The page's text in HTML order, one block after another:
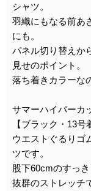
シャツ。
羽織にもなる前あ
にも。
パネル切り替えか
見せのポイント。
落ち着きカラーな
サマーハイパーカ
【ブラック・13号
ウエストぐるりゴ
ツです。
股下60cmのすっ
抜群のストレッチ